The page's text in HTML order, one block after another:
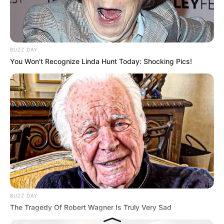
Hasil Renovasi Rumah Berusia
90 Tahun
BUZZ DAY
You Won't Recognize Linda Hunt Today: Shocking Pics!
BUZZ DAY
The Tragedy Of Robert Wagner Is Truly Very Sad